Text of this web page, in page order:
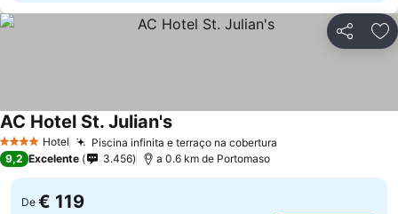
Partilhar
4 EstrelasHotel Piscina infinita e terraço na cobertura
AC Hotel St. Julian'sVer preços
9,2 Excelente 3.456 a 0.6 km de Portomaso
De € 119